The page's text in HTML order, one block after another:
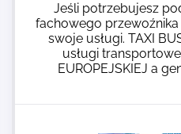
Jeśli potrzebujesz
fachowego
swoje usługi. TAXI
usługi
EUROPEJSKIEJ a